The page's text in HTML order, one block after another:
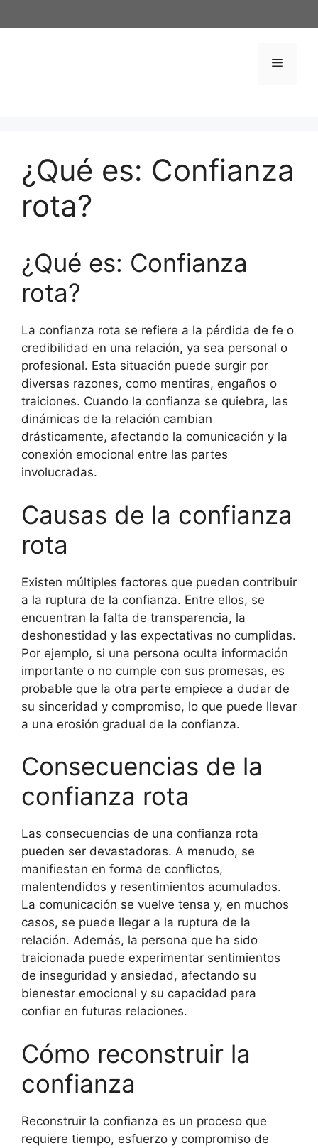
al
Menú
¿Qué es: Confianza
rota?
¿Qué es: Confianza
rota?
La confianza rota se refiere a la pérdida de fe o
credibilidad en una relación, ya sea personal o
profesional. Esta situación puede surgir por
diversas razones, como mentiras, engaños o
traiciones. Cuando la confianza se quiebra, las
dinámicas de la relación cambian
drásticamente, afectando la comunicación y la
conexión emocional entre las partes
involucradas.
Causas de la confianza
rota
Existen múltiples factores que pueden contribuir
a la ruptura de la confianza. Entre ellos, se
encuentran la falta de transparencia, la
deshonestidad y las expectativas no cumplidas.
Por ejemplo, si una persona oculta información
importante o no cumple con sus promesas, es
probable que la otra parte empiece a dudar de
su sinceridad y compromiso, lo que puede llevar
a una erosión gradual de la confianza.
Consecuencias de la
confianza rota
Las consecuencias de una confianza rota
pueden ser devastadoras. A menudo, se
manifiestan en forma de conflictos,
malentendidos y resentimientos acumulados.
La comunicación se vuelve tensa y, en muchos
casos, se puede llegar a la ruptura de la
relación. Además, la persona que ha sido
traicionada puede experimentar sentimientos
de inseguridad y ansiedad, afectando su
bienestar emocional y su capacidad para
confiar en futuras relaciones.
Cómo reconstruir la
confianza
Reconstruir la confianza es un proceso que
requiere tiempo, esfuerzo y compromiso de